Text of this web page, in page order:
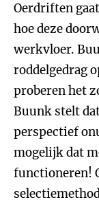
Oerdriften
hoe deze
werkvloer.
roddelgedrag
proberen het
Buunk stelt
perspectief
mogelijk dat
functioneren!